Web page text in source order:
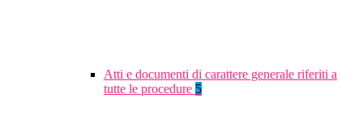
Atti e documenti di carattere generale riferiti a
tutte le procedure 5